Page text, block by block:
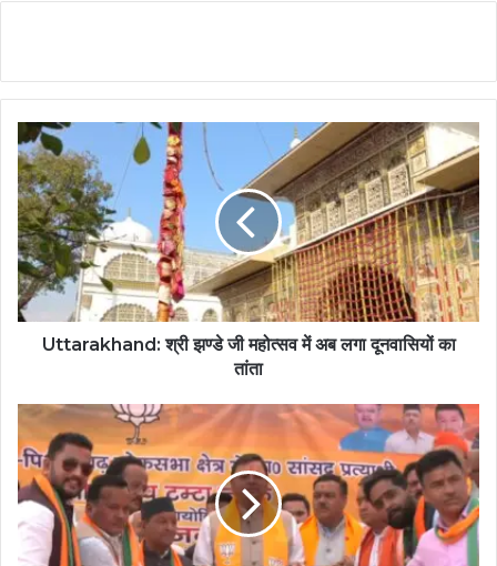
Uttarakhand: श्री झण्डे जी महोत्सव में अब लगा दूनवासियों का
तांता